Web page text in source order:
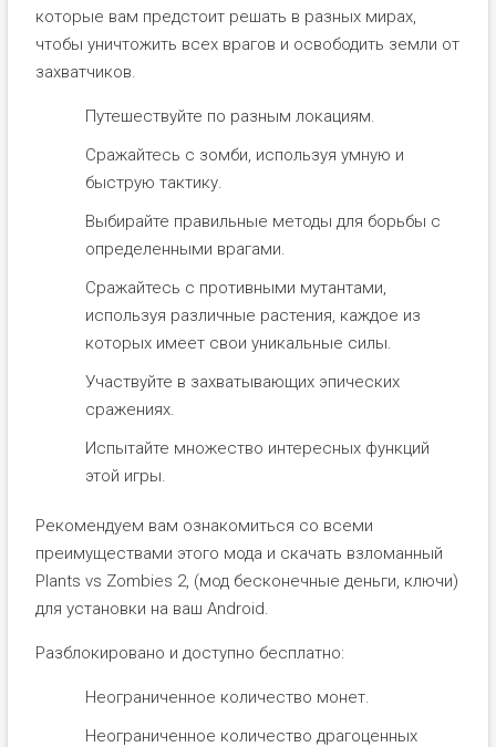
которые вам предстоит решать в разных мирах,
чтобы уничтожить всех врагов и освободить земли от
захватчиков.
Путешествуйте по разным локациям.
Сражайтесь с зомби, используя умную и
быструю тактику.
Выбирайте правильные методы для борьбы с
определенными врагами.
Сражайтесь с противными мутантами,
используя различные растения, каждое из
которых имеет свои уникальные силы.
Участвуйте в захватывающих эпических
сражениях.
Испытайте множество интересных функций
этой игры.
Рекомендуем вам ознакомиться со всеми
преимуществами этого мода и скачать взломанный
Plants vs Zombies 2, (мод бесконечные деньги, ключи)
для установки на ваш Android.
Разблокировано и доступно бесплатно:
Неограниченное количество монет.
Неограниченное количество драгоценных